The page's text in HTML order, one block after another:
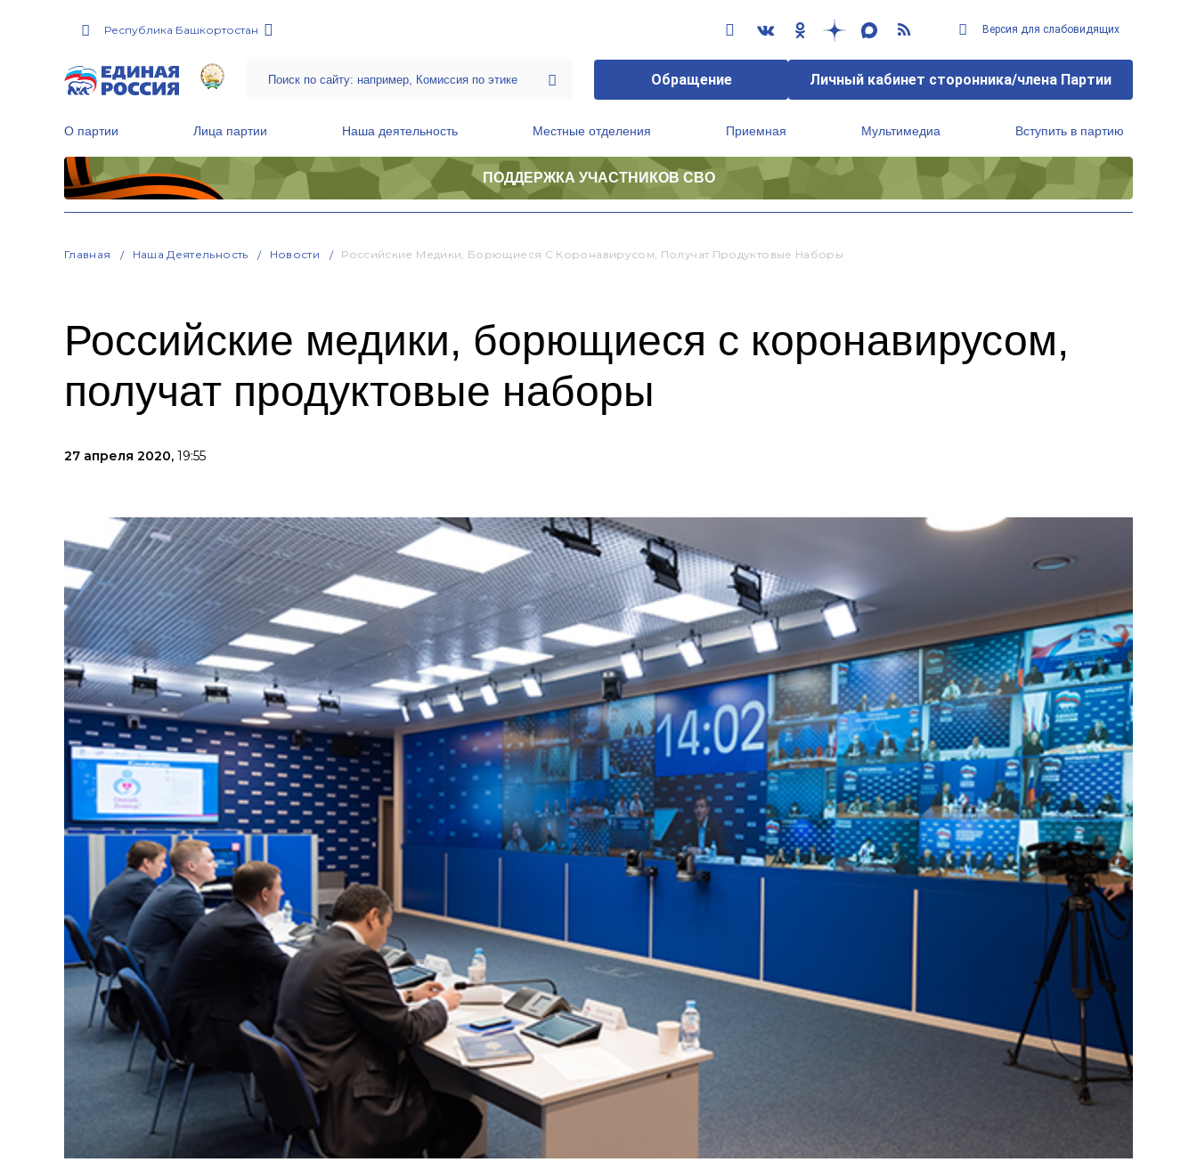
Республика Башкортостан Версия для слабовидящих
Обращение Личный кабинет сторонника/члена Партии
О партии Лица партии Наша деятельность Местные отделения Приемная Мультимедиа Вступить в партию
ПОДДЕРЖКА УЧАСТНИКОВ СВО
Главная Наша Деятельность Новости Российские Медики, Борющиеся С Коронавирусом, Получат Продуктовые Наборы
Российские медики, борющиеся с коронавирусом,
получат продуктовые наборы
27 апреля 2020, 19:55